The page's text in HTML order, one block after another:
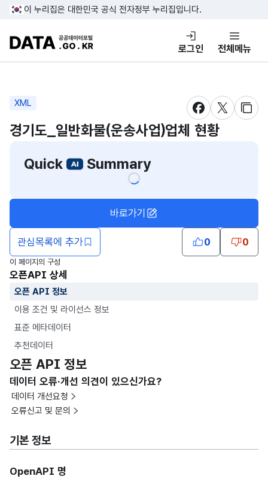
콘텐츠 바로가기
푸터 바로가기
이 누리집은 대한민국 공식 전자정부 누리집입니다.
DATA.GO.KR 공공데이터포털
로그인 전체메뉴
XML
새창 열림새창 열림
새창
경기도_일반화물(운송사업)업체 현황
Quick
Summary
관심목록에 추가
바로가기
0 0
이 페이지의 구성
오픈API 상세
오픈 API 정보
이용 조건 및 라이선스 정보
표준 메타데이터
추천데이터
오픈 API 정보
데이터 오류·개선 의견이 있으신가요?
데이터 개선요청
오류신고 및 문의
기본 정보
OpenAPI 명